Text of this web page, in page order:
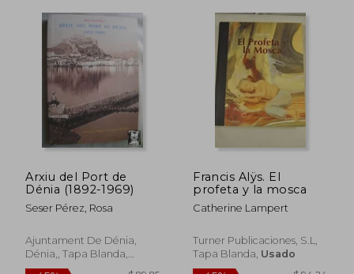
45%
dcto.
$ 74.92 45%
dcto.
Arxiu del Port de
Dénia (1892-1969)
Seser Pérez, Rosa
Ajuntament De Dénia,
Dénia,, Tapa Blanda,
Usado
Francis Alÿs. El
profeta y la mosca
Catherine Lampert
Turner Publicaciones, S.L,
Tapa Blanda, Usado